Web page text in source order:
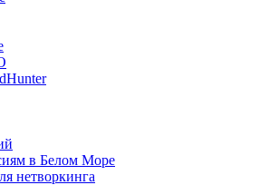
в Белом Море
нетворкинга